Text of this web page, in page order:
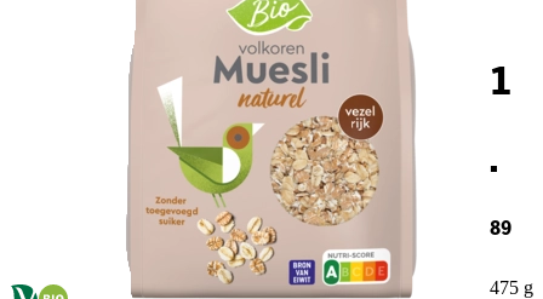
1
.
89
475 g